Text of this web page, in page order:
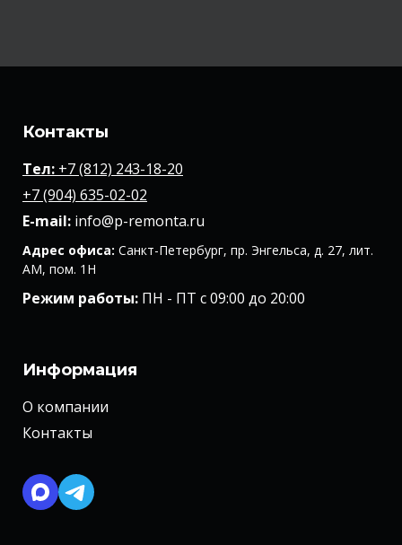
Контакты
Тел: +7 (812) 243-18-20
+7 (904) 635-02-02
E-mail: info@p-remonta.ru
Адрес офиса: Санкт-Петербург, пр. Энгельса, д. 27, лит.
АМ, пом. 1Н
Режим работы: ПН - ПТ с 09:00 до 20:00
Информация
О компании
Контакты